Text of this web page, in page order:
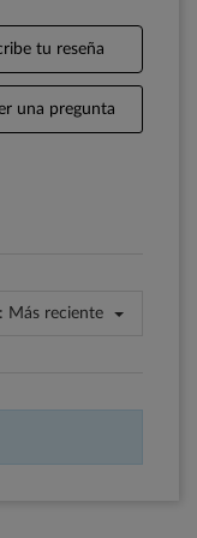
tu reseña
una pregunta
Más reciente